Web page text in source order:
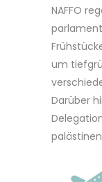
NAFFO
um
Darüber